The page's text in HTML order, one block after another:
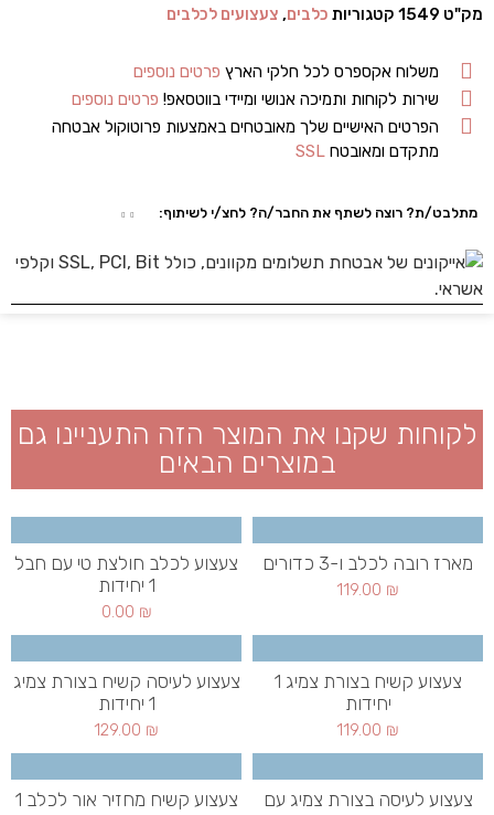
מק"ט 1549 קטגוריות כלבים, צעצועים לכלבים
משלוח אקספרס לכל חלקי הארץ פרטים נוספים
שירות לקוחות ותמיכה אנושי ומיידי בווטסאפ! פרטים נוספים
הפרטים האישיים שלך מאובטחים באמצעות פרוטוקול אבטחה
מתקדם ומאובטחSSL
מתלבט/ת? רוצה לשתף את החבר/ה? לחצ/י לשיתוף:
לקוחות שקנו את המוצר הזה התעניינו גם
במוצרים הבאים
מארז רובה לכלב ו-3 כדורים
119.00 ₪
צעצוע לכלב חולצת טי עם חבל
1 יחידות
0.00 ₪
צעצוע קשיח בצורת צמיג 1
יחידות
119.00 ₪
צעצוע לעיסה קשיח בצורת צמיג
1 יחידות
129.00 ₪
צעצוע לעיסה בצורת צמיג עם
צעצוע קשיח מחזיר אור לכלב 1